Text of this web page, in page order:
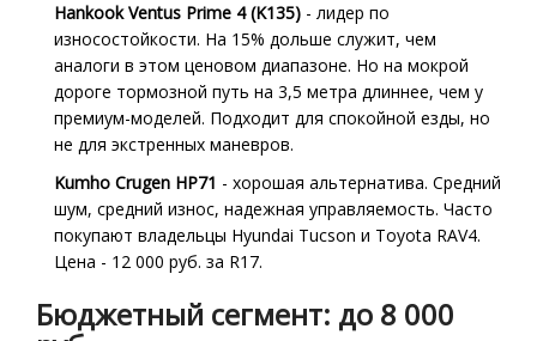
Hankook Ventus Prime 4 (K135) - лидер по
износостойкости. На 15% дольше служит, чем
аналоги в этом ценовом диапазоне. Но на мокрой
дороге тормозной путь на 3,5 метра длиннее, чем у
премиум-моделей. Подходит для спокойной езды, но
не для экстренных маневров.
Kumho Crugen HP71 - хорошая альтернатива. Средний
шум, средний износ, надежная управляемость. Часто
покупают владельцы Hyundai Tucson и Toyota RAV4.
Цена - 12 000 руб. за R17.
Бюджетный сегмент: до 8 000